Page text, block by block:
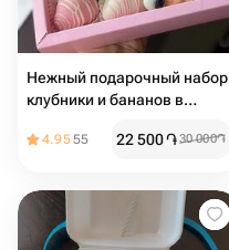
Нежный подарочный набор
клубники и бананов в
4.9555 22 500֏30 000֏